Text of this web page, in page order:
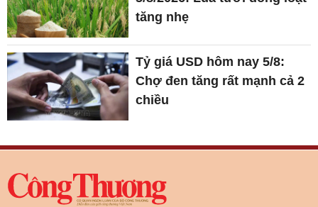
tăng nhẹ
Tỷ giá USD hôm nay 5/8:
Chợ đen tăng rất mạnh cả 2
chiều